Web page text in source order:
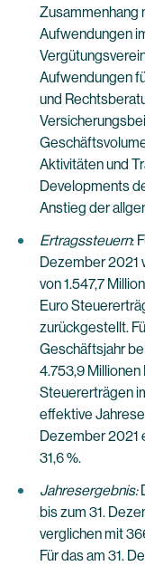
Zusammenhang
Aufwendungen
Aufwendungen
und
Aktivitäten und
Developments
Anstieg der
Ertragssteuern:
Dezember 2021
von 1.547,7
Euro
zurückgestellt.
Geschäftsjahr
4.753,9 Millionen
Steuererträgen
effektive
Dezember 2021
31,6 %.
Jahresergebnis:
bis zum 31.
verglichen mit
Für das am 31.